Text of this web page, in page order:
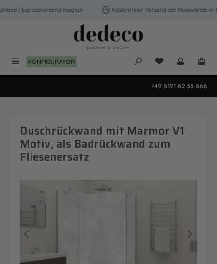
Zum Hauptinhalt springen
| Expressversand möglich Kostenfreier Versand der Rückwände in
KONFIGURATOR Du hast 0
+49 5191 62 33 666
Duschrückwand mit Marmor V1
Motiv, als Badrückwand zum
Fliesenersatz